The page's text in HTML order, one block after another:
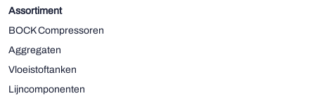
Assortiment
BOCK Compressoren
Aggregaten
Vloeistoftanken
Lijncomponenten